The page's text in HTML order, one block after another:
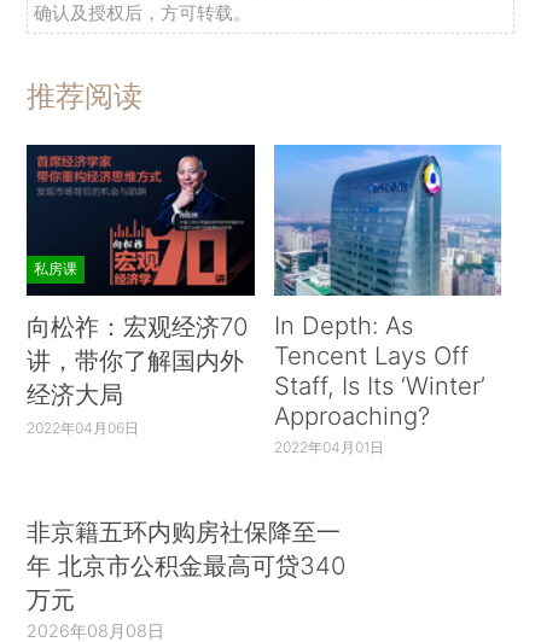
确认及授权后，方可转载。
推荐阅读
私房课
向松祚：宏观经济70
讲，带你了解国内外
经济大局
2022年04月06日
In Depth: As
Tencent Lays Off
Staff, Is Its ‘Winter’
Approaching?
2022年04月01日
非京籍五环内购房社保降至一
年 北京市公积金最高可贷340
万元
2026年08月08日